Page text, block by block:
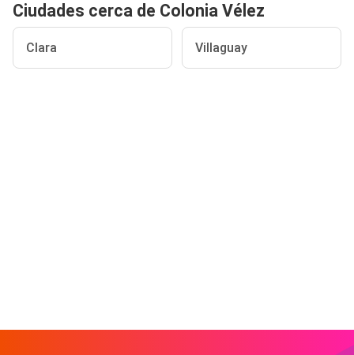
Ciudades cerca de Colonia Vélez
Clara Villaguay